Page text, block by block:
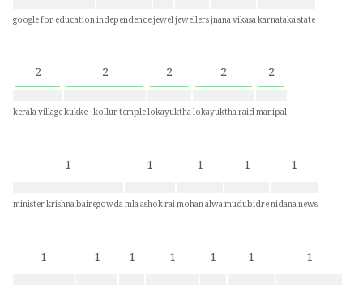
google for educationindependencejeweljewellersjnana vikasakarnataka state
2
kerala village
2
kukke - kollur temple
2
lokayuktha
2
lokayuktha raid
2
manipal
1
minister krishna bairegowda
1
mla ashok rai
1
mohan alwa
1
mudubidre
1
nidana news
1 1 1 1 1 1 1